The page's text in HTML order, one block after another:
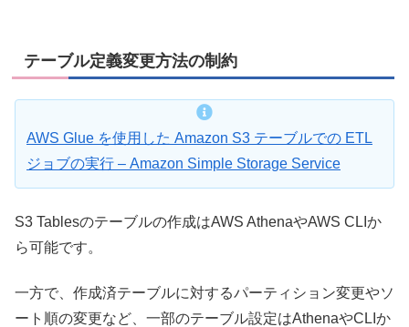
テーブル定義変更方法の制約
AWS Glue を使用した Amazon S3 テーブルでの ETL
ジョブの実行 – Amazon Simple Storage Service
S3 Tablesのテーブルの作成はAWS AthenaやAWS CLIか
ら可能です。
一方で、作成済テーブルに対するパーティション変更やソ
ート順の変更など、一部のテーブル設定はAthenaやCLIか